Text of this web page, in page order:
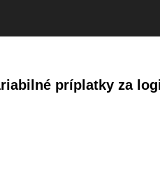
príplatky za